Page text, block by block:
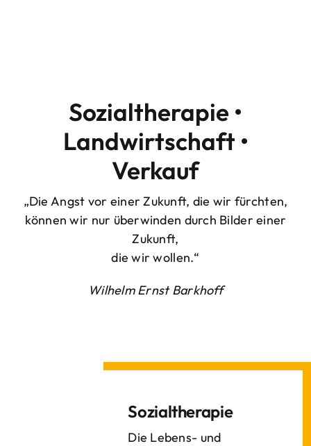
Sozialtherapie •
Landwirtschaft •
Verkauf
„Die Angst vor einer Zukunft, die wir fürchten,
können wir nur überwinden durch Bilder einer
Zukunft,
die wir wollen.“
Wilhelm Ernst Barkhoff
Sozialtherapie
Die Lebens- und